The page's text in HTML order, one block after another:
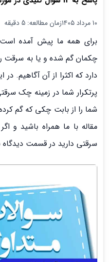
۱۰ مرداد ۱۴۰۵ زمان مطالعه: 5 دقیقه
برای همه ما پیش آمده
چکمان گم شده و یا به
پرتکرار شما در زمینه چک
شما را از بابت چکی که گم
مقاله با ما همراه باشید و
سرقتی دارید در قسمت دیدگاه